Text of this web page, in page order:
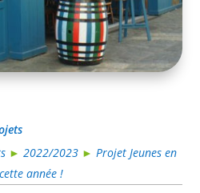
►2022/2023 ►Projet Jeunes en
année !